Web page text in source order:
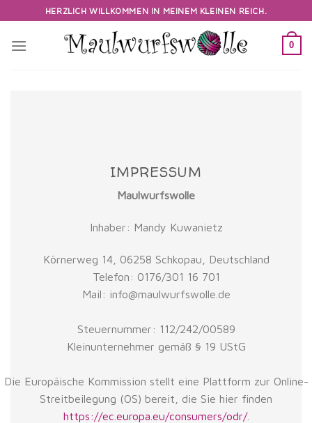
to
content
HERZLICH WILLKOMMEN IN MEINEM KLEINEN REICH.
0
IMPRESSUM
Maulwurfswolle
Inhaber: Mandy Kuwanietz
Körnerweg 14, 06258 Schkopau, Deutschland
Telefon: 0176/301 16 701
Mail: info@maulwurfswolle.de
Steuernummer: 112/242/00589
Kleinunternehmer gemäß § 19 UStG
Die Europäische Kommission stellt eine Plattform zur Online-
Streitbeilegung (OS) bereit, die Sie hier finden
https://ec.europa.eu/consumers/odr/.